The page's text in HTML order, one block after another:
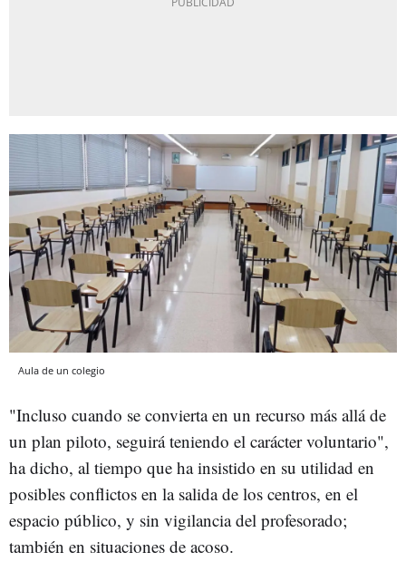
Aula de un colegio
"Incluso cuando se convierta en un recurso más allá de
un plan piloto, seguirá teniendo el carácter voluntario",
ha dicho, al tiempo que ha insistido en su utilidad en
posibles conflictos en la salida de los centros, en el
espacio público, y sin vigilancia del profesorado;
también en situaciones de acoso.